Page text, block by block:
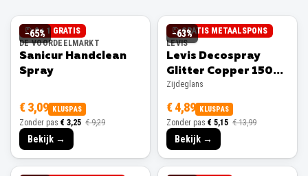
−65%
2 + 1 GRATIS
DE VOORDEELMARKT
Sanicur Handclean
Spray
€ 3,09 KLUSPAS
Zonder pas € 3,25 € 9,29
Bekijk →
−63%
GRATIS METAALSPONS
LEVIS
Levis Decospray
Glitter Copper 150ml
Zijdeglans
Zijdeglans
€ 4,89 KLUSPAS
Zonder pas € 5,15 € 13,99
Bekijk →